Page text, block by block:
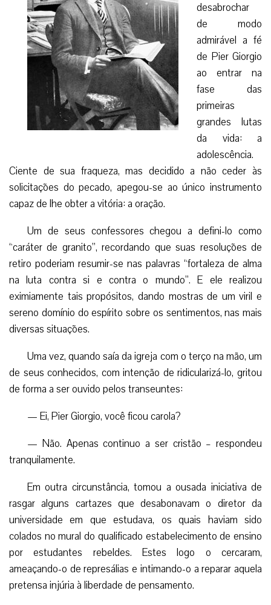
desabrochar
de modo
admirável a fé
de Pier Giorgio
ao entrar na
fase das
primeiras
grandes lutas
da vida: a
adolescência.
Ciente de sua fraqueza, mas decidido a não ceder às
solicitações do pecado, apegou-se ao único instrumento
capaz de lhe obter a vitória: a oração.
Um de seus confessores chegou a defini-lo como
“caráter de granito”, recordando que suas resoluções de
retiro poderiam resumir-se nas palavras “fortaleza de alma
na luta contra si e contra o mundo”. E ele realizou
eximiamente tais propósitos, dando mostras de um viril e
sereno domínio do espírito sobre os sentimentos, nas mais
diversas situações.
Uma vez, quando saía da igreja com o terço na mão, um
de seus conhecidos, com intenção de ridicularizá-lo, gritou
de forma a ser ouvido pelos transeuntes:
— Ei, Pier Giorgio, você ficou carola?
— Não. Apenas continuo a ser cristão – respondeu
tranquilamente.
Em outra circunstância, tomou a ousada iniciativa de
rasgar alguns cartazes que desabonavam o diretor da
universidade em que estudava, os quais haviam sido
colados no mural do qualificado estabelecimento de ensino
por estudantes rebeldes. Estes logo o cercaram,
ameaçando-o de represálias e intimando-o a reparar aquela
pretensa injúria à liberdade de pensamento.